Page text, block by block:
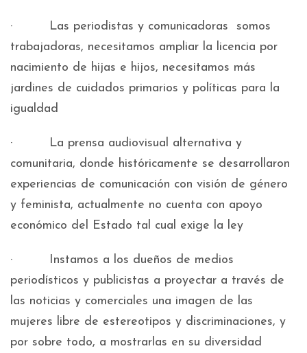
· Las periodistas y comunicadoras somos
trabajadoras, necesitamos ampliar la licencia por
nacimiento de hijas e hijos, necesitamos más
jardines de cuidados primarios y políticas para la
igualdad
· La prensa audiovisual alternativa y
comunitaria, donde históricamente se desarrollaron
experiencias de comunicación con visión de género
y feminista, actualmente no cuenta con apoyo
económico del Estado tal cual exige la ley
· Instamos a los dueños de medios
periodísticos y publicistas a proyectar a través de
las noticias y comerciales una imagen de las
mujeres libre de estereotipos y discriminaciones, y
por sobre todo, a mostrarlas en su diversidad